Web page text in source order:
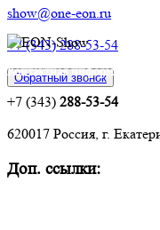
show@one-eon.ru
+7 (343) 288-53-54
Обратный звонок
Контактная информация:
+7 (343) 288-53-54
620017 Россия, г.
Доп. ссылки: